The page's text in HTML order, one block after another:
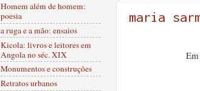
maria
Homem além de homem:
poesia
a ruga e a mão: ensaios
Kicola: livros e leitores em
Angola no séc. XIX
Monumentos e construções
Retratos urbanos